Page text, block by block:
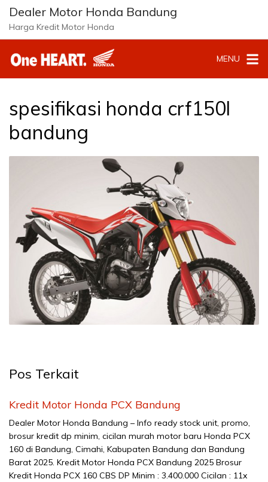
Langsung
konten
Dealer Motor Honda Bandung
Harga Kredit Motor Honda
MENU
spesifikasi honda crf150l
bandung
Pos Terkait
Kredit Motor Honda PCX Bandung
Dealer Motor Honda Bandung – Info ready stock unit, promo,
brosur kredit dp minim, cicilan murah motor baru Honda PCX
160 di Bandung, Cimahi, Kabupaten Bandung dan Bandung
Barat 2025. Kredit Motor Honda PCX Bandung 2025 Brosur
Kredit Honda PCX 160 CBS DP Minim : 3.400.000 Cicilan : 11x